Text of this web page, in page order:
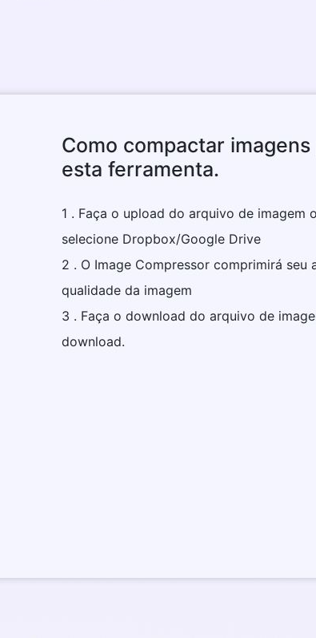
Como compactar
esta ferramenta.
1 . Faça o upload do arquivo de imagem
selecione Dropbox/Google Drive
2 . O Image Compressor comprimirá seu
qualidade da imagem
3 . Faça o download do arquivo de
download.